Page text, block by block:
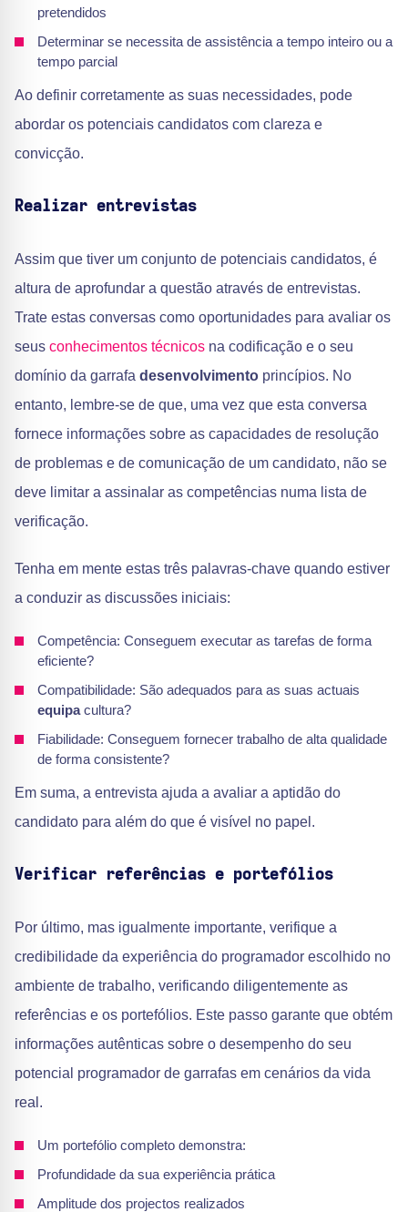
pretendidos
Determinar se necessita de assistência a tempo inteiro ou a
tempo parcial
Ao definir corretamente as suas necessidades, pode
abordar os potenciais candidatos com clareza e
convicção.
Realizar entrevistas
Assim que tiver um conjunto de potenciais candidatos, é
altura de aprofundar a questão através de entrevistas.
Trate estas conversas como oportunidades para avaliar os
seus conhecimentos técnicos na codificação e o seu
domínio da garrafa desenvolvimento princípios. No
entanto, lembre-se de que, uma vez que esta conversa
fornece informações sobre as capacidades de resolução
de problemas e de comunicação de um candidato, não se
deve limitar a assinalar as competências numa lista de
verificação.
Tenha em mente estas três palavras-chave quando estiver
a conduzir as discussões iniciais:
Competência: Conseguem executar as tarefas de forma
eficiente?
Compatibilidade: São adequados para as suas actuais
equipacultura?
Fiabilidade: Conseguem fornecer trabalho de alta qualidade
de forma consistente?
Em suma, a entrevista ajuda a avaliar a aptidão do
candidato para além do que é visível no papel.
Verificar referências e portefólios
Por último, mas igualmente importante, verifique a
credibilidade da experiência do programador escolhido no
ambiente de trabalho, verificando diligentemente as
referências e os portefólios. Este passo garante que obtém
informações autênticas sobre o desempenho do seu
potencial programador de garrafas em cenários da vida
real.
Um portefólio completo demonstra:
Profundidade da sua experiência prática
Amplitude dos projectos realizados